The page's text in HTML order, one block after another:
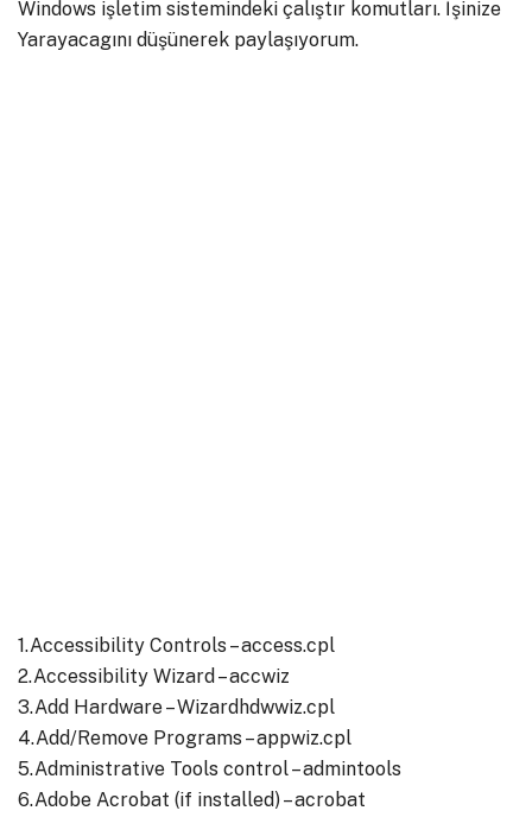
Windows işletim sistemindeki çalıştır komutları. İşinize
Yarayacagını düşünerek paylaşıyorum.
1.Accessibility Controls – access.cpl
2.Accessibility Wizard – accwiz
3.Add Hardware – Wizardhdwwiz.cpl
4.Add/Remove Programs – appwiz.cpl
5.Administrative Tools control – admintools
6.Adobe Acrobat (if installed) – acrobat